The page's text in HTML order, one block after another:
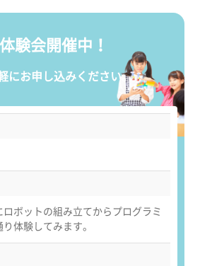
体験会開催中！
にお申し込みください。
ロボットの組み立てからプログラミ
体験してみます。